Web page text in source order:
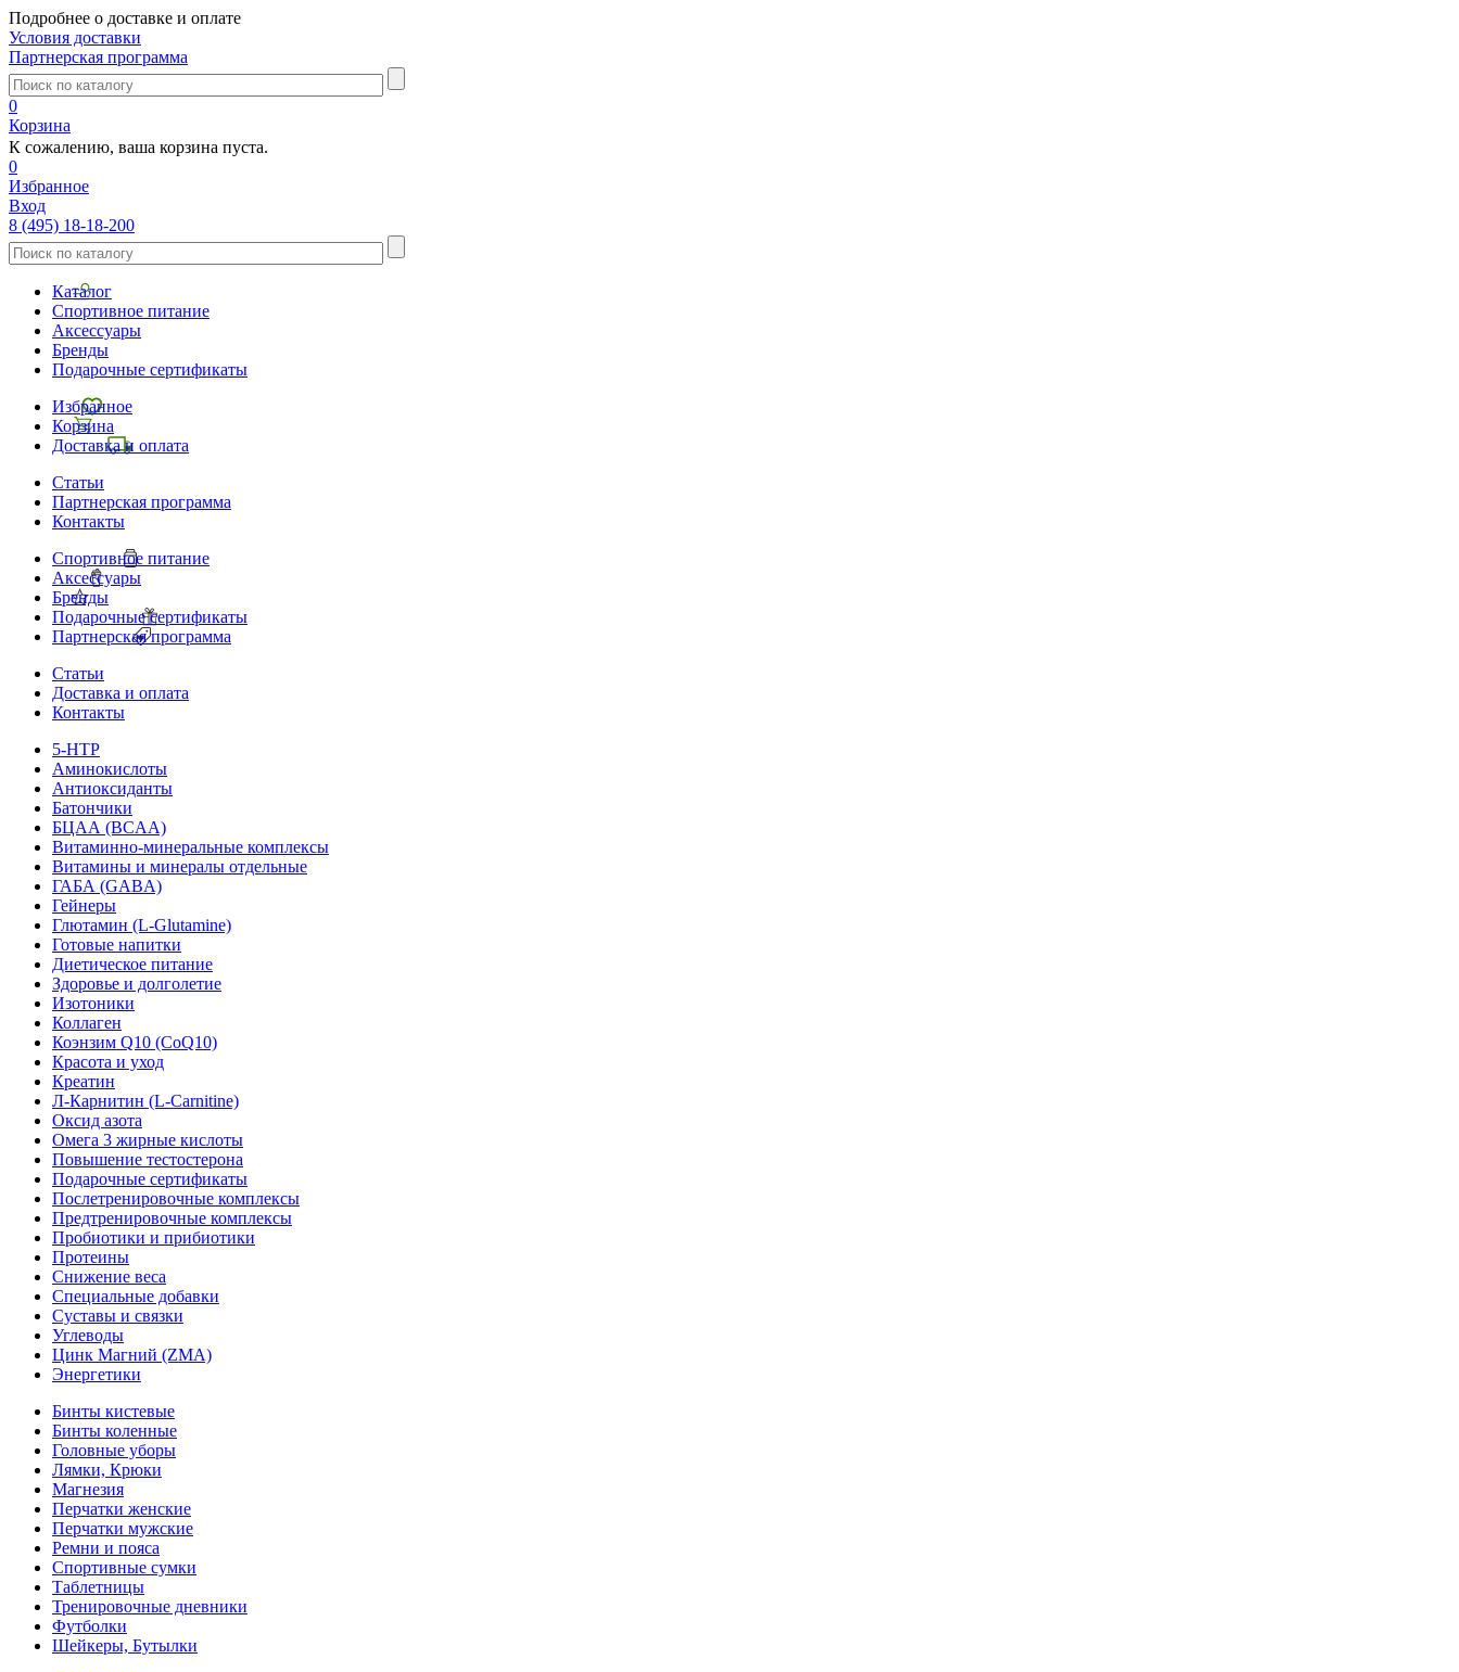
Подробнее о доставке и оплате
Условия доставки
Партнерская программа
0
Корзина
К сожалению, ваша корзина пуста.
0
Избранное
Вход
8 (495) 18-18-200
Каталог
Спортивное питание
Аксессуары
Бренды
Подарочные сертификаты
Избранное
Корзина
Доставка и оплата
Статьи
Партнерская программа
Контакты
Спортивное питание
Аксессуары
Бренды
Подарочные сертификаты
Партнерская программа
Статьи
Доставка и оплата
Контакты
5-HTP
Аминокислоты
Антиоксиданты
Батончики
БЦАА (BCAA)
Витаминно-минеральные комплексы
Витамины и минералы отдельные
ГАБА (GABA)
Гейнеры
Глютамин (L-Glutamine)
Готовые напитки
Диетическое питание
Здоровье и долголетие
Изотоники
Коллаген
Коэнзим Q10 (CoQ10)
Красота и уход
Креатин
Л-Карнитин (L-Сarnitine)
Оксид азота
Омега 3 жирные кислоты
Повышение тестостерона
Подарочные сертификаты
Послетренировочные комплексы
Предтренировочные комплексы
Пробиотики и прибиотики
Протеины
Снижение веса
Специальные добавки
Суставы и связки
Углеводы
Цинк Магний (ZMA)
Энергетики
Бинты кистевые
Бинты коленные
Головные уборы
Лямки, Крюки
Магнезия
Перчатки женские
Перчатки мужские
Ремни и пояса
Спортивные сумки
Таблетницы
Тренировочные дневники
Футболки
Шейкеры, Бутылки